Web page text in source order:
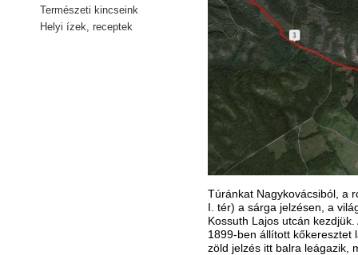
Természeti kincseink
Helyi ízek, receptek
Túránkat Nagykovácsiból, a
I. tér) a sárga jelzésen, a
Kossuth Lajos utcán
1899-ben állított kőkeresztet
zöld jelzés itt balra leágazik,